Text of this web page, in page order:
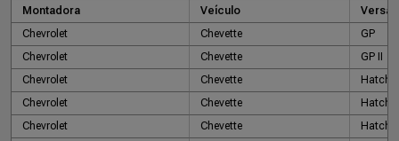
Montadora Veículo
Versão
Chevrolet
Chevette
GP
Chevrolet
Chevette
GP II
Chevrolet
Chevette
Hatch
Chevrolet
Chevette
Hatch
Chevrolet
Chevette
Hatch